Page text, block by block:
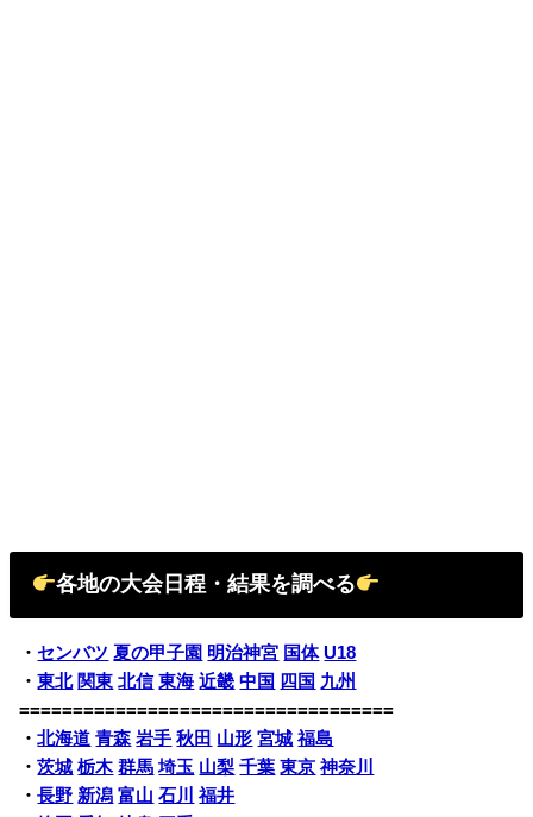
各地の大会日程・結果を調べる
・ センバツ 夏の甲子園 明治神宮 国体 U18
・東北 関東 北信 東海 近畿 中国 四国 九州
===================================
・北海道 青森 岩手 秋田 山形 宮城 福島
・茨城 栃木 群馬 埼玉 山梨 千葉 東京 神奈川
・長野 新潟 富山 石川
福井